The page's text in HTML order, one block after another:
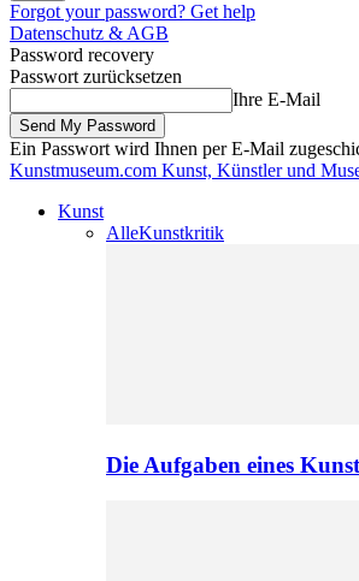
Forgot your password? Get help
Datenschutz & AGB
Password recovery
Passwort zurücksetzen
Ihre E-Mail
Ein Passwort wird Ihnen per E-Mail
Kunstmuseum.com Kunst, Künstler und
Kunst
AlleKunstkritik
Die Aufgaben eines